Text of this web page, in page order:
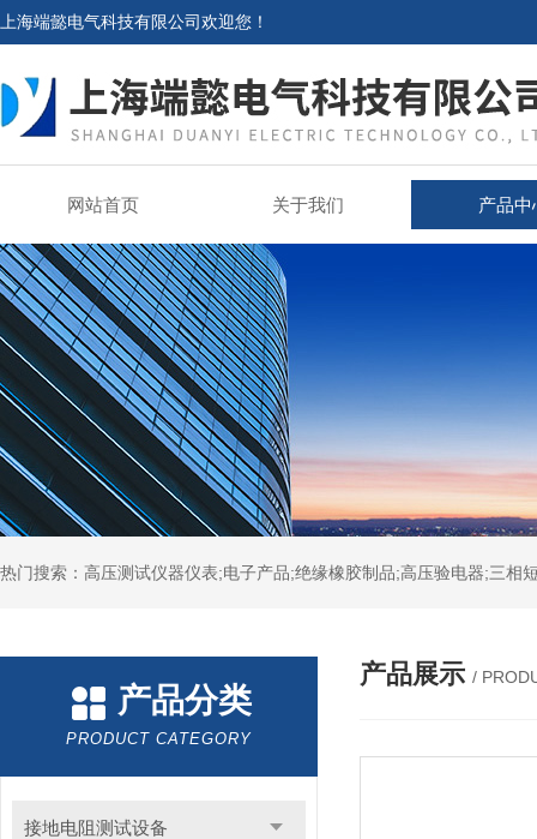
上海端懿电气科技有限公司欢迎您！
网站首页 关于我们 产品中
热门搜索：高压测试仪器仪表;电子产品;绝缘橡胶制品;高压验电器;三
产品分类
PRODUCT CATEGORY
接地电阻测试设备
产品展示 /